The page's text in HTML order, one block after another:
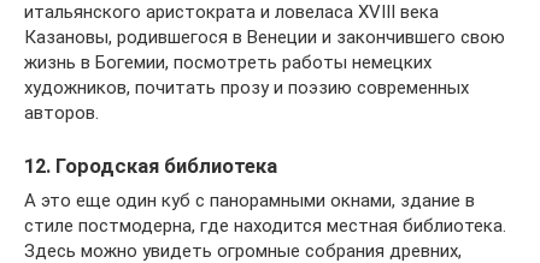
итальянского аристократа и ловеласа XVIII века
Казановы, родившегося в Венеции и закончившего свою
жизнь в Богемии, посмотреть работы немецких
художников, почитать прозу и поэзию современных
авторов.
12. Городская библиотека
А это еще один куб с панорамными окнами, здание в
стиле постмодерна, где находится местная библиотека.
Здесь можно увидеть огромные собрания древних,